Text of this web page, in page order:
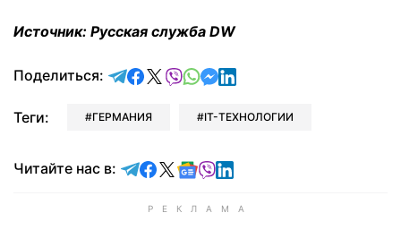
Источник: Русская служба DW
Поделиться: отправить в Telegram
поделиться в Facebook
поделиться в X
отправить в Viber
отправить в Whatsapp
отправить в Messenger
отправить в LinkedIn
Теги: ГЕРМАНИЯ IT-ТЕХНОЛОГИИ
Читайте нас в: Читайте в Telegram
Читайте в Facebook
Читайте в X
Читайте в Google news
Читайте в Viber
Читайте в LinkedIn